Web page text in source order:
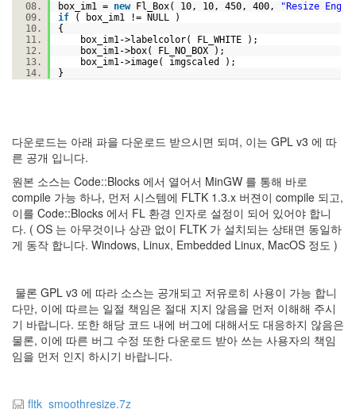
box_im1 = new Fl_Box( 10, 10, 450, 400,
"Resize
if ( box_im1 != NULL )
{
box_im1->labelcolor( FL_WHITE );
box_im1->box( FL_NO_BOX );
box_im1->image( imgscaled );
}
다운로드는 아래 파을 다운로드 받으시면 되며, 이는 GPL v3 에 따
른 공개 입니다.
원본 소스는 Code::Blocks 에서 열어서 MinGW 를 통해 바로
compile 가능 하나, 먼저 시스템에 FLTK 1.3.x 버젼이 compile 되고,
이를 Code::Blocks 에서 FL 환경 인자로 설정이 되어 있어야 합니
다. ( OS 는 아무것이나 상관 없이 FLTK 가 설치되는 상태면 동일하
게 동작 합니다. Windows, Linux, Embedded Linux, MacOS 정도 )
물론 GPL v3 에 따라 소스는 공개되고 저유로히 사용이 가능 합니
다만, 이에 따르는 일절 책임은 절대 지지 않음을 먼저 이해해 주시
기 바랍니다. 또한 해당 코드 내에 버그에 대해서도 대응하지 않음은
물론, 이에 따른 버그 수정 또한 다운로드 받아 쓰는 사용자의 책임
임을 먼저 인지 하시기 바랍니다.
fltk_smoothresize.7z